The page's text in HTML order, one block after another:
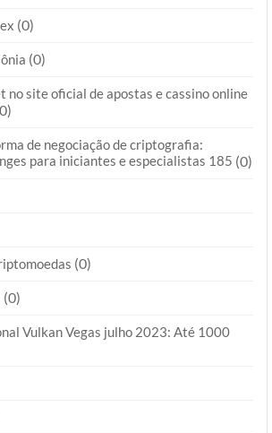
(0)
(0)
no site oficial de apostas e cassino online
de negociação de criptografia:
para iniciantes e especialistas 185 (0)
(0)
(0)
Vulkan Vegas julho 2023: Até 1000